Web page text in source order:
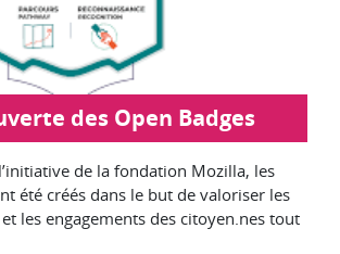
des Open Badges
de la fondation Mozilla, les
été créés dans le but de valoriser les
les engagements des citoyen.nes tout